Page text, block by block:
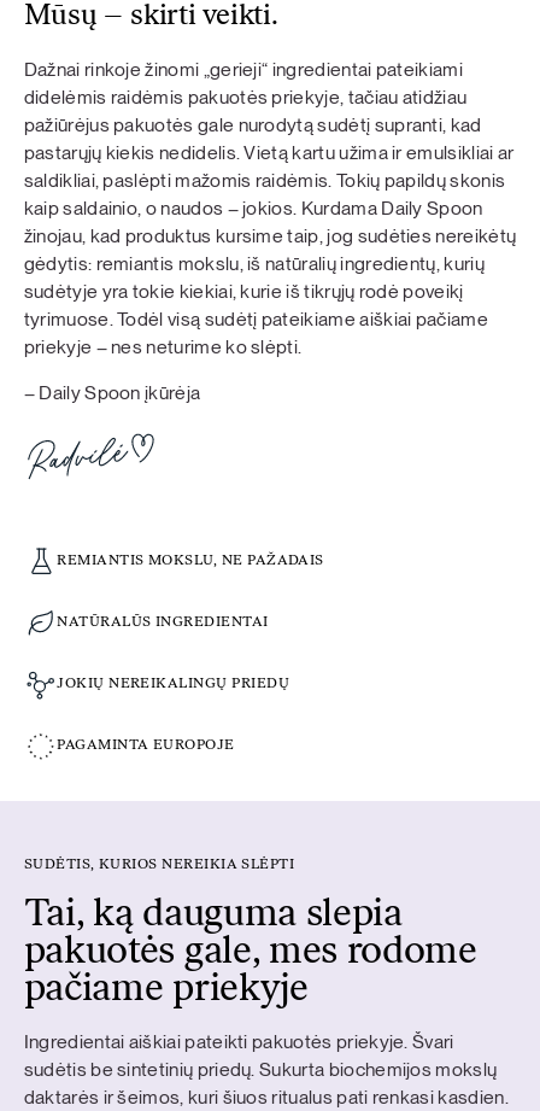
Mūsų – skirti veikti.
Dažnai rinkoje žinomi „gerieji“ ingredientai pateikiami
didelėmis raidėmis pakuotės priekyje, tačiau atidžiau
pažiūrėjus pakuotės gale nurodytą sudėtį supranti, kad
pastarųjų kiekis nedidelis. Vietą kartu užima ir emulsikliai ar
saldikliai, paslėpti mažomis raidėmis. Tokių papildų skonis
kaip saldainio, o naudos – jokios. Kurdama Daily Spoon
žinojau, kad produktus kursime taip, jog sudėties nereikėtų
gėdytis: remiantis mokslu, iš natūralių ingredientų, kurių
sudėtyje yra tokie kiekiai, kurie iš tikrųjų rodė poveikį
tyrimuose. Todėl visą sudėtį pateikiame aiškiai pačiame
priekyje – nes neturime ko slėpti.
– Daily Spoon įkūrėja
REMIANTIS MOKSLU, NE PAŽADAIS
NATŪRALŪS INGREDIENTAI
JOKIŲ NEREIKALINGŲ PRIEDŲ
PAGAMINTA EUROPOJE
SUDĖTIS, KURIOS NEREIKIA SLĖPTI
Tai, ką dauguma slepia
pakuotės gale, mes rodome
pačiame priekyje
Ingredientai aiškiai pateikti pakuotės priekyje. Švari
sudėtis be sintetinių priedų. Sukurta biochemijos mokslų
daktarės ir šeimos, kuri šiuos ritualus pati renkasi kasdien.